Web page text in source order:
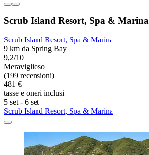
Scrub Island Resort, Spa & Marina
Scrub Island Resort, Spa & Marina
9 km da Spring Bay
9,2/10
Meraviglioso
(199 recensioni)
481 €
tasse e oneri inclusi
5 set - 6 set
Scrub Island Resort, Spa & Marina